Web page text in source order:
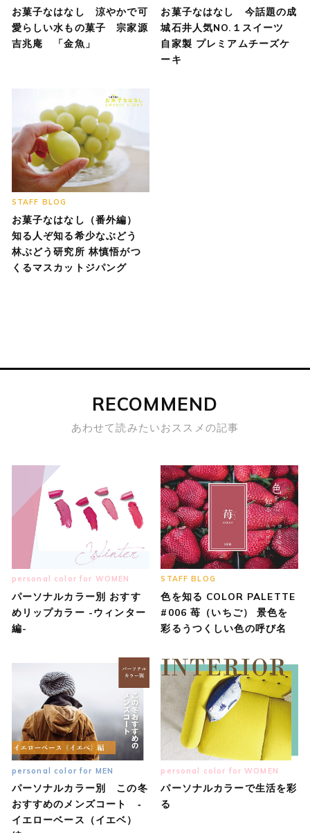
お菓子なはなし 涼やかで可
愛らしい水もの菓子 宗家源
吉兆庵 「金魚」
お菓子なはなし 今話題の成
城石井人気NO.１スイーツ
自家製 プレミアムチーズケ
ーキ
STAFF BLOG
お菓子なはなし（番外編）
知る人ぞ知る希少なぶどう
林ぶどう研究所 林慎悟がつ
くるマスカットジパング
RECOMMEND
あわせて読みたいおススメの記事
personal color for WOMEN
パーソナルカラー別 おすす
めリップカラー -ウィンター
編-
STAFF BLOG
色を知る COLOR PALETTE
#006 苺（いちご） 景色を
彩るうつくしい色の呼び名
personal color for MEN
パーソナルカラー別 この冬
おすすめのメンズコート ‐
イエローベース（イエベ）
personal color for WOMEN
パーソナルカラーで生活を彩
る